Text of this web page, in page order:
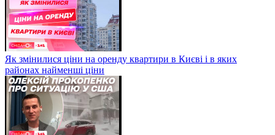
Як змінилися ціни на оренду квартири в Києві і в яких
районах найменші ціни